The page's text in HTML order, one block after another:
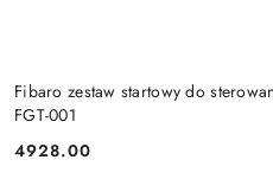
Fibaro zestaw startowy do
FGT-001
Cena:
4928.00